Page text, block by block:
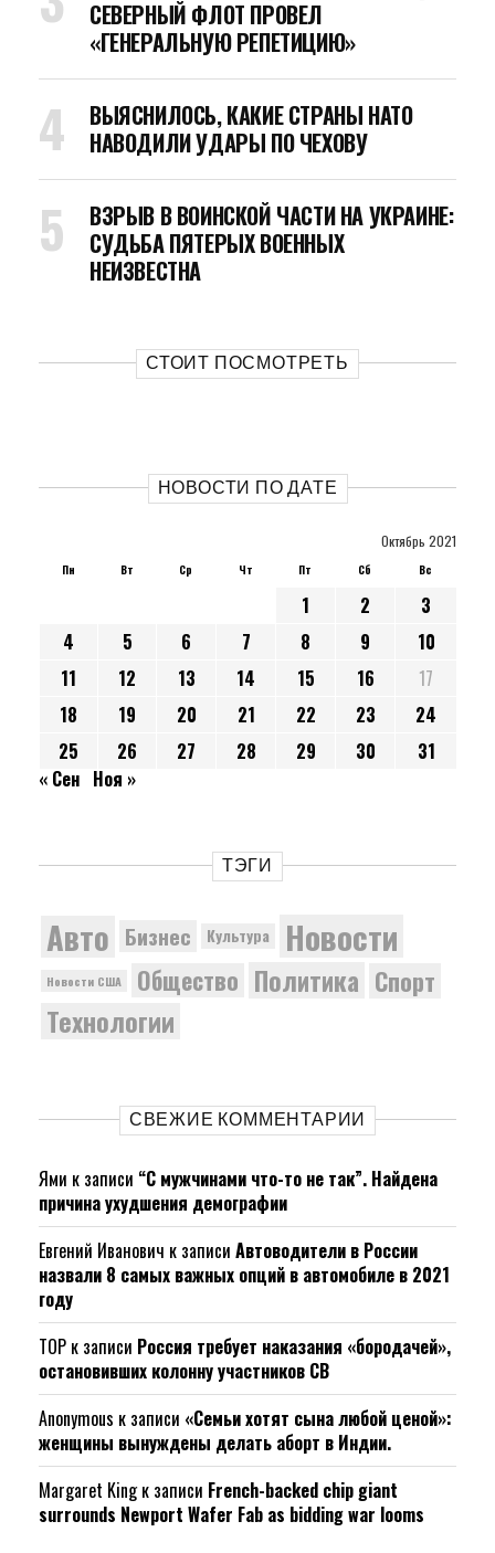
СЕВЕРНЫЙ ФЛОТ ПРОВЕЛ
«ГЕНЕРАЛЬНУЮ РЕПЕТИЦИЮ»
ВЫЯСНИЛОСЬ, КАКИЕ СТРАНЫ НАТО
НАВОДИЛИ УДАРЫ ПО ЧЕХОВУ
ВЗРЫВ В ВОИНСКОЙ ЧАСТИ НА УКРАИНЕ:
СУДЬБА ПЯТЕРЫХ ВОЕННЫХ
НЕИЗВЕСТНА
СТОИТ ПОСМОТРЕТЬ
НОВОСТИ ПО ДАТЕ
Октябрь 2021
Пн Вт Ср Чт Пт Сб Вс
1 2
3
4
5 6 7 8 9
10
11
12 13 14 15 16
17
18
19 20 21 22 23
24
25
26 27 28 29 30
31
« Сен Ноя »
ТЭГИ
Авто Бизнес Культура Новости
Новости США Общество Политика Спорт
Технологии
СВЕЖИЕ КОММЕНТАРИИ
Ями к записи “С мужчинами что-то не так”. Найдена
причина ухудшения демографии
Евгений Иванович к записи Автоводители в России
назвали 8 самых важных опций в автомобиле в 2021
году
ТОР к записи Россия требует наказания «бородачей»,
остановивших колонну участников СВ
Anonymous к записи «Семьи хотят сына любой ценой»:
женщины вынуждены делать аборт в Индии.
Margaret Kingк записи French-backed chip giant
surrounds Newport Wafer Fab as bidding war looms